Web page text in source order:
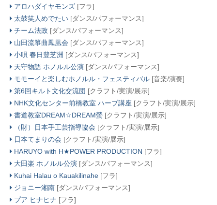
アロハダイヤモンズ [フラ]
太鼓笑人めでたい [ダンス/パフォーマンス]
チーム法政 [ダンス/パフォーマンス]
山田流箏曲鳳凰会 [ダンス/パフォーマンス]
小唄 春日豊芝洲 [ダンス/パフォーマンス]
天守物語 ホノルル公演 [ダンス/パフォーマンス]
モモーイと楽しむホノルル・フェスティバル [音楽/演奏]
第6回キルト文化交流団 [クラフト/実演/展示]
NHK文化センター前橋教室 ハーブ講座 [クラフト/実演/展示]
書道教室DREAM☆DREAM螢 [クラフト/実演/展示]
（財）日本手工芸指導協会 [クラフト/実演/展示]
日本てまりの会 [クラフト/実演/展示]
HARUYO with H★POWER PRODUCTION [フラ]
大田楽 ホノルル公演 [ダンス/パフォーマンス]
Kuhai Halau o Kauakilinahe [フラ]
ジョニー湘南 [ダンス/パフォーマンス]
プア ヒナヒナ [フラ]